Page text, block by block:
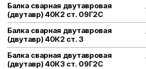
Балка сварная двутавровая
(двутавр) 40К2 ст. 09Г2С
Балка сварная двутавровая
(двутавр) 40К2 ст. 3
Балка сварная двутавровая
(двутавр) 40К3 ст. 09Г2С